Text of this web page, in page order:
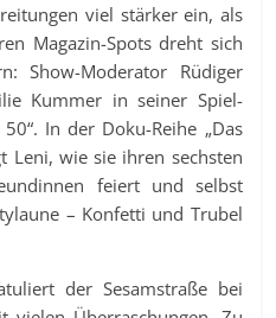
viel stärker ein, als
Magazin-Spots dreht sich
Show-Moderator Rüdiger
Kummer in seiner Spiel-
In der Doku-Reihe „Das
Leni, wie sie ihren sechsten
feiert und selbst
– Konfetti und Trubel
der Sesamstraße bei